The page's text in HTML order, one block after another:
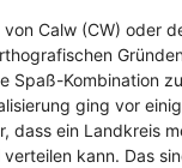
Calw (CW) oder
Spaß-Kombination
ging vor
dass ein Landkreis
kann. Das